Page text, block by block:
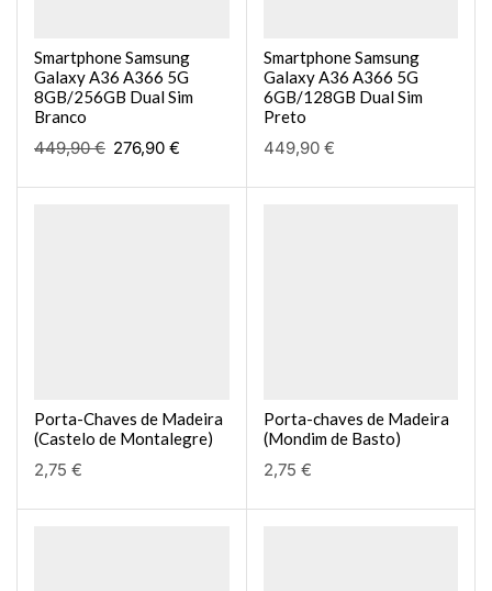
Smartphone Samsung
Galaxy A36 A366 5G
8GB/256GB Dual Sim
Branco
449,90€ 276,90 €
Smartphone Samsung
Galaxy A36 A366 5G
6GB/128GB Dual Sim
Preto
449,90 €
Porta-Chaves de Madeira
(Castelo de Montalegre)
2,75 €
Porta-chaves de Madeira
(Mondim de Basto)
2,75 €